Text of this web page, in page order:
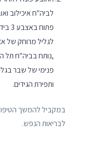
לביה"ח איכילוב
פנימי של שבר
ותפירת הגידים.
במקביל להמשך
לבריאות הנפש.